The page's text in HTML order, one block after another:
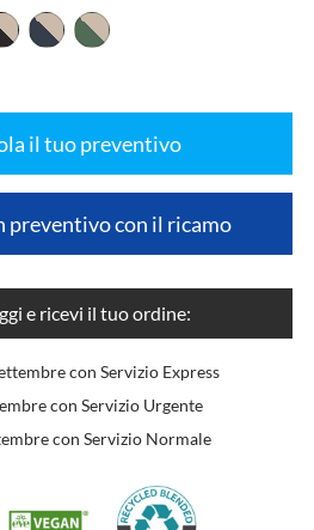
il tuo preventivo
preventivo con il ricamo
e ricevi il tuo ordine:
con Servizio Express
con Servizio Urgente
con Servizio Normale